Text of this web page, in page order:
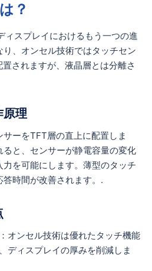
？
ィスプレイにおけるもう一つの進
、オンセル技術ではタッチセン
されますが、液晶層とは分離さ
原理
ーをTFT層の直上に配置しま
と、センサーが静電容量の変化
を可能にします。薄型のタッチ
時間が改善されます。.
オンセル技術は優れたタッチ機能
ディスプレイの厚みを削減しま